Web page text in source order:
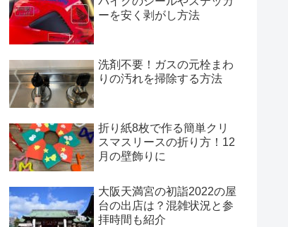
ーを安く剥がし方法
洗剤不要！ガスの元栓まわ
りの汚れを掃除する方法
折り紙8枚で作る簡単クリ
スマスリースの折り方！12
月の壁飾りに
大阪天満宮の初詣2022の屋
台の出店は？混雑状況と参
拝時間も紹介